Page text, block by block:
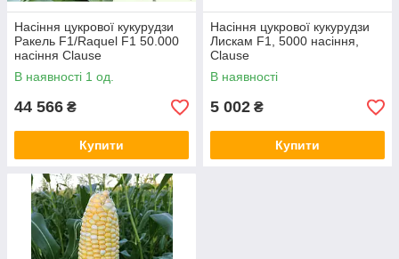
Насіння цукрової кукурудзи
Ракель F1/Raquel F1 50.000
насіння Clause
В наявності 1 од.
44 566 ₴
Купити
Насіння цукрової кукурудзи
Лискам F1, 5000 насіння,
Clause
В наявності
5 002 ₴
Купити